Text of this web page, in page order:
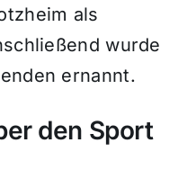
als
wurde
ernannt.
den Sport